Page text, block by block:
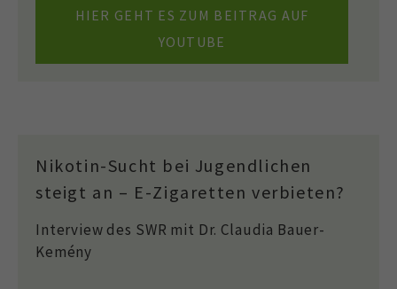
HIER GEHT ES ZUM BEITRAG AUF
YOUTUBE
Nikotin-Sucht bei Jugendlichen
steigt an – E-Zigaretten verbieten?
Interview des SWR mit Dr. Claudia Bauer-
Kemény